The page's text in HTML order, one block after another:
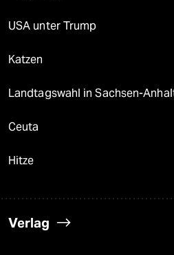
USA unter Trump
Katzen
Landtagswahl in Sachsen-
Ceuta
Hitze
Verlag